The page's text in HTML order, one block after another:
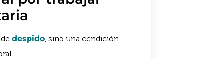
despido, sino una condición